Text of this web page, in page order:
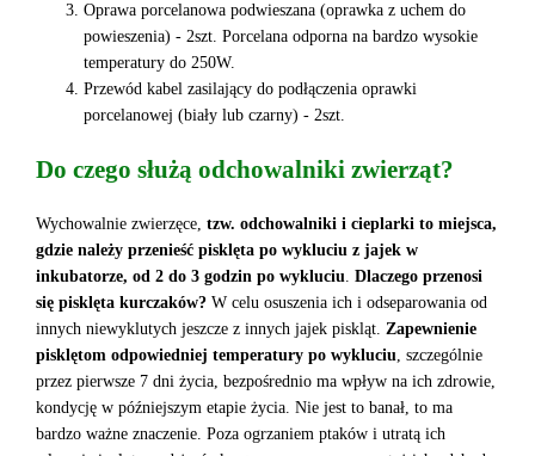
Oprawa porcelanowa podwieszana (oprawka z uchem do
powieszenia) - 2szt. Porcelana odporna na bardzo wysokie
temperatury do 250W.
Przewód kabel zasilający do podłączenia oprawki
porcelanowej (biały lub czarny) - 2szt.
Do czego służą odchowalniki zwierząt?
Wychowalnie zwierzęce, tzw. odchowalniki i cieplarki to miejsca,
gdzie należy przenieść pisklęta po wykluciu z jajek w
inkubatorze, od 2 do 3 godzin po wykluciu Dlaczego przenosi
się pisklęta kurczaków? W celu osuszenia ich i odseparowania od
innych niewyklutych jeszcze z innych jajek piskląt. Zapewnienie
pisklętom odpowiedniej temperatury po wykluciu , szczególnie
przez pierwsze 7 dni życia, bezpośrednio ma wpływ na ich zdrowie,
kondycję w późniejszym etapie życia. Nie jest to banał, to ma
bardzo ważne znaczenie. Poza ogrzaniem ptaków i utratą ich